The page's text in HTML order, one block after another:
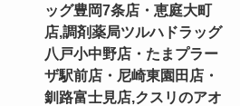
ッグ豊岡7条店・恵庭大町
店,調剤薬局ツルハドラッグ
八戸小中野店・たまプラー
ザ駅前店・尼崎東園田店・
釧路富士見店,クスリのアオ